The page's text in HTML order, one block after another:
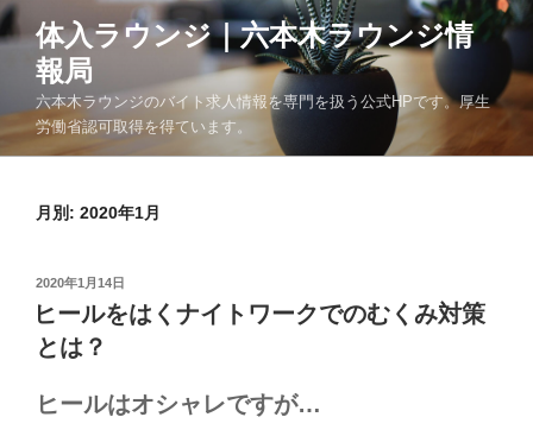
コ
ン
へ
体入ラウンジ｜六本木ラウンジ情
報局
六本木ラウンジのバイト求人情報を専門を扱う公式HPです。厚生
労働省認可取得を得ています。
月別: 2020年1月
投
稿
日:
2020年1月14日
ヒールをはくナイトワークでのむくみ対策
とは？
ヒールはオシャレですが…